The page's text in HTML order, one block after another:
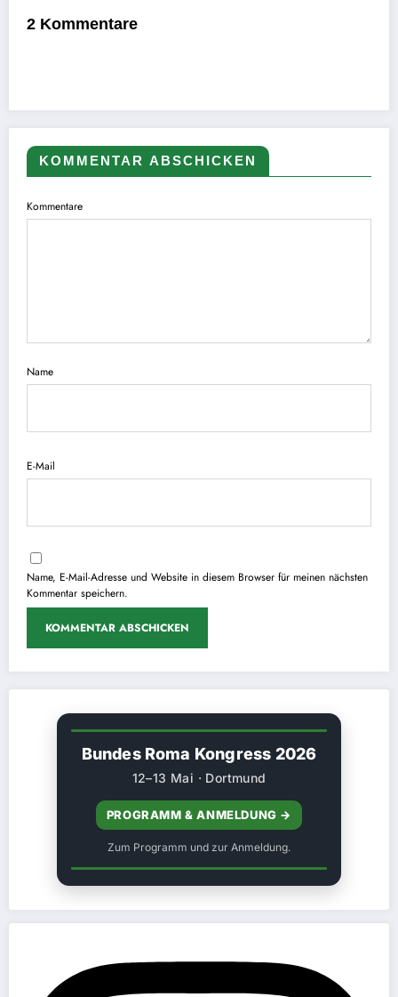
2 Kommentare
KOMMENTAR ABSCHICKEN
Kommentare
Name
E-Mail
Name, E-Mail-Adresse und Website in diesem Browser für meinen nächsten
Kommentar speichern.
Bundes Roma Kongress 2026
12–13 Mai · Dortmund
PROGRAMM & ANMELDUNG →
Zum Programm und zur Anmeldung.